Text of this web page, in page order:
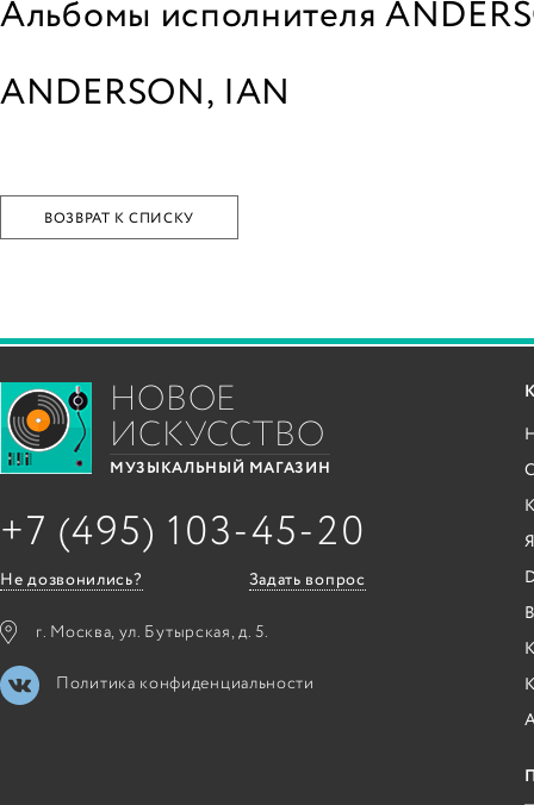
Альбомы исполнителя
ANDERSON, IAN
ВОЗВРАТ К СПИСКУ
НОВОЕ
ИСКУССТВО
МУЗЫКАЛЬНЫЙ МАГАЗИН
+7 (495) 103-45-20
Не дозвонились? Задать вопрос
г. Москва, ул. Бутырская, д. 5.
Политика конфиденциальности